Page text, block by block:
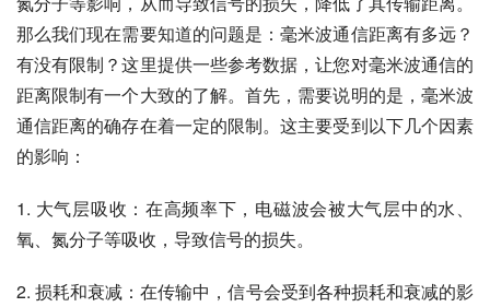
那么我们现在需要知道的问题是：毫米波通信距离有多远？
有没有限制？这里提供一些参考数据，让您对毫米波通信的
距离限制有一个大致的了解。首先，需要说明的是，毫米波
通信距离的确存在着一定的限制。这主要受到以下几个因素
的影响：
1. 大气层吸收：在高频率下，电磁波会被大气层中的水、
氧、氮分子等吸收，导致信号的损失。
2. 损耗和衰减：在传输中，信号会受到各种损耗和衰减的影